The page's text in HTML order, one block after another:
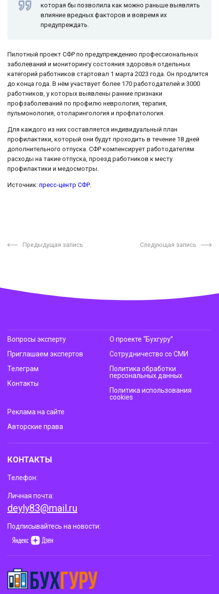
которая бы позволила как можно раньше выявлять
влияние вредных факторов и вовремя их
предупреждать.
Пилотный проект СФР по предупреждению профессиональных
заболеваний и мониторингу состояния здоровья отдельных
категорий работников стартовал 1 марта 2023 года. Он продлится
до конца года. В нём участвует более 170 работодателей и 3000
работников, у которых выявлены ранние признаки
профзаболеваний по профилю неврология, терапия,
пульмонология, отоларингология и профпатология.
Для каждого из них составляется индивидуальный план
профилактики, который они будут проходить в течение 18 дней
дополнительного отпуска. СФР компенсирует работодателям
расходы на такие отпуска, проезд работников к месту
профилактики и медосмотры.
Источник: пресс-центр СФР
Предыдущая запись Следующая запись
Вопросы эксперту
Приглашаем экспертов
Телеграм
Контакты
О проекте “Бухгуру”
Сотрудничество со СМИ
Политика обработки
персональных данных
Политика использования
cookies
Реклама на сайте
Авторские права
КОНТАКТЫ
Телефон:
Личная почта:
deyly83@mail.ru
Подписывайтесь на новости: